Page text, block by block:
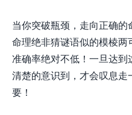
当你突破瓶颈，走向正确
命理绝非猜谜语似的模棱
准确率绝对不低！一旦达
清楚的意识到，才会叹息
要！